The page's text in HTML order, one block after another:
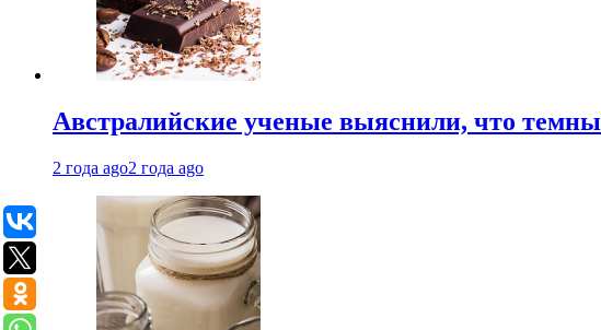
Австралийские ученые выяснили, что
2 года ago2 года ago